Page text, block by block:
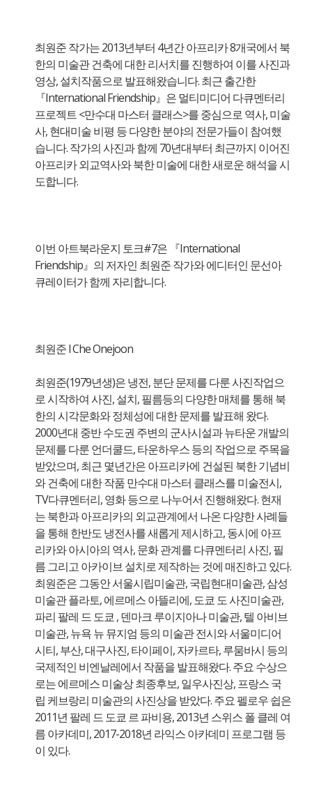
최원준 작가는 2013년부터 4년간 아프리카 8개국에서 북
한의 미술관 건축에 대한 리서치를 진행하여 이를 사진과
영상, 설치작품으로 발표해왔습니다. 최근 출간한
『International Friendship』은 멀티미디어 다큐멘터리
프로젝트 <만수대 마스터 클래스>를 중심으로 역사, 미술
사, 현대미술 비평 등 다양한 분야의 전문가들이 참여했
습니다. 작가의 사진과 함께 70년대부터 최근까지 이어진
아프리카 외교역사와 북한 미술에 대한 새로운 해석을 시
도합니다.
이번 아트북라운지 토크#7은 『International
Friendship』의 저자인 최원준 작가와 에디터인 문선아
큐레이터가 함께 자리합니다.
최원준 l Che Onejoon
최원준(1979년생)은 냉전, 분단 문제를 다룬 사진작업으
로 시작하여 사진, 설치, 필름등의 다양한 매체를 통해 북
한의 시각문화와 정체성에 대한 문제를 발표해 왔다.
2000년대 중반 수도권 주변의 군사시설과 뉴타운 개발의
문제를 다룬 언더쿨드, 타운하우스 등의 작업으로 주목을
받았으며, 최근 몇년간은 아프리카에 건설된 북한 기념비
와 건축에 대한 작품 만수대 마스터 클래스를 미술전시,
TV다큐멘터리, 영화 등으로 나누어서 진행해왔다. 현재
는 북한과 아프리카의 외교관계에서 나온 다양한 사례들
을 통해 한반도 냉전사를 새롭게 제시하고, 동시에 아프
리카와 아시아의 역사, 문화 관계를 다큐멘터리 사진, 필
름 그리고 아카이브 설치로 제작하는 것에 매진하고 있다.
최원준은 그동안 서울시립미술관, 국립현대미술관, 삼성
미술관 플라토, 에르메스 아뜰리에, 도쿄 도 사진미술관,
파리 팔레 드 도쿄 , 덴마크 루이지아나 미술관, 텔 아비브
미술관, 뉴욕 뉴 뮤지엄 등의 미술관 전시와 서울미디어
시티, 부산, 대구사진, 타이페이, 자카르타, 루뭄바시 등의
국제적인 비엔날레에서 작품을 발표해왔다. 주요 수상으
로는 에르메스 미술상 최종후보, 일우사진상, 프랑스 국
립 케브랑리 미술관의 사진상을 받았다. 주요 펠로우 쉽은
2011년 팔레 드 도쿄 르 파비용, 2013년 스위스 폴 클레 여
름 아카데미, 2017-2018년 라익스 아카데미 프로그램 등
이 있다.